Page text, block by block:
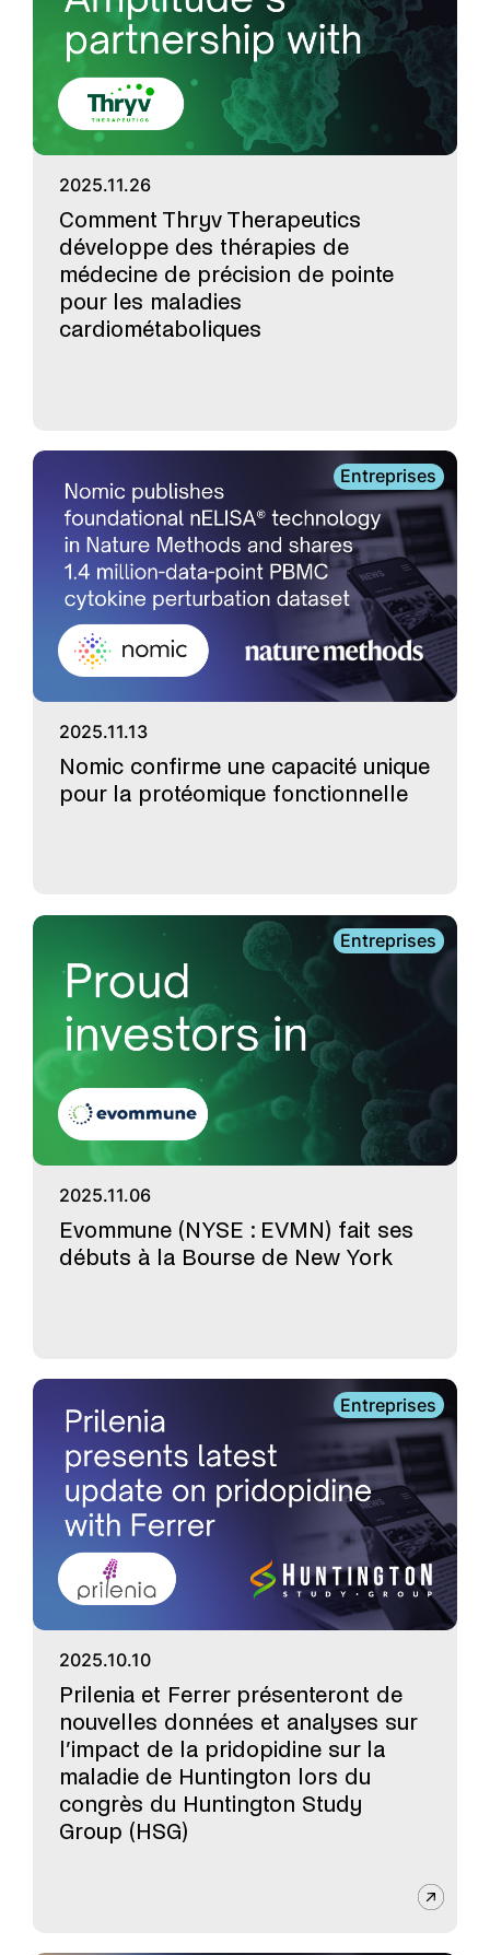
2025.11.26
Comment Thryv Therapeutics
développe des thérapies de
médecine de précision de pointe
pour les maladies
cardiométaboliques
Entreprises
2025.11.13
Nomic confirme une capacité unique
pour la protéomique fonctionnelle
Entreprises
2025.11.06
Evommune (NYSE : EVMN) fait ses
débuts à la Bourse de New York
Entreprises
2025.10.10
Prilenia et Ferrer présenteront de
nouvelles données et analyses sur
l’impact de la pridopidine sur la
maladie de Huntington lors du
congrès du Huntington Study
Group (HSG)